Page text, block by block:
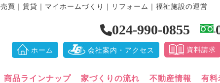
買｜賃貸｜マイホームづくり｜リフォーム｜福祉施設の運営
024-990-0855
資料請求
会社案内・アクセス
ホーム
商品ラインナップ 家づくりの流れ 不動産情報 有料